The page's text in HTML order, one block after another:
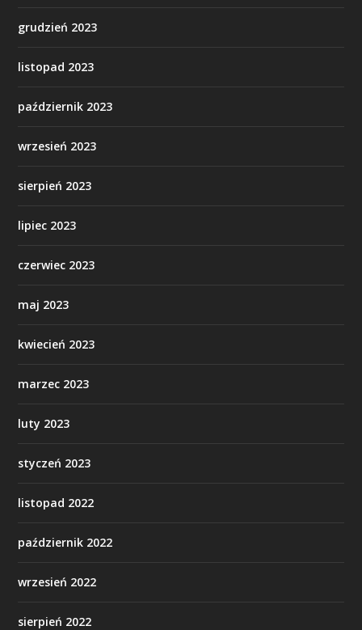
grudzień 2023
listopad 2023
październik 2023
wrzesień 2023
sierpień 2023
lipiec 2023
czerwiec 2023
maj 2023
kwiecień 2023
marzec 2023
luty 2023
styczeń 2023
listopad 2022
październik 2022
wrzesień 2022
sierpień 2022